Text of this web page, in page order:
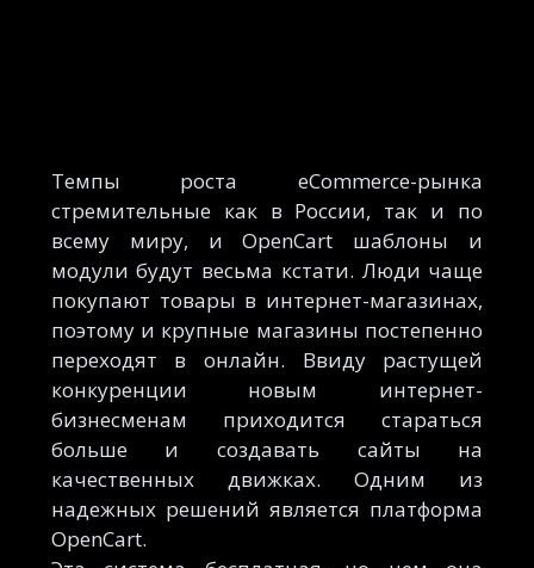
Темпы роста eCommerce-рынка
стремительные как в России, так и по
всему миру, и OpenCart шаблоны и
модули будут весьма кстати. Люди чаще
покупают товары в интернет-магазинах,
поэтому и крупные магазины постепенно
переходят в онлайн. Ввиду растущей
конкуренции новым интернет-
бизнесменам приходится стараться
больше и создавать сайты на
качественных движках. Одним из
надежных решений является платформа
OpenCart.